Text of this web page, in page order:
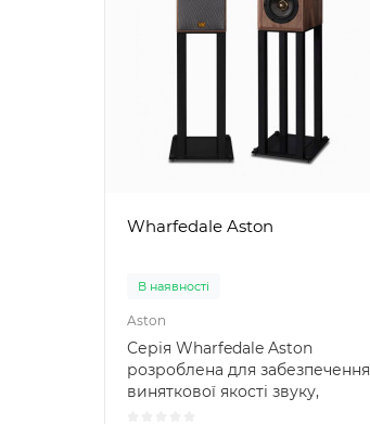
Wharfedale Aston
В наявності
Aston
Серія Wharfedale Aston
розроблена для забезпечення
виняткової якості звуку,